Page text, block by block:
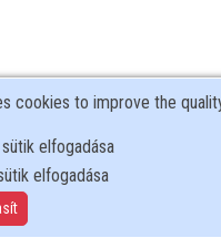
(en)
cookies to improve the
elfogadása
elfogadása